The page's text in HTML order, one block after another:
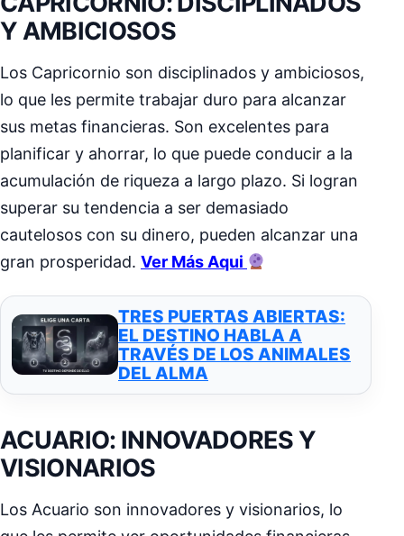
Y AMBICIOSOS
Los Capricornio son disciplinados y ambiciosos,
lo que les permite trabajar duro para alcanzar
sus metas financieras. Son excelentes para
planificar y ahorrar, lo que puede conducir a la
acumulación de riqueza a largo plazo. Si logran
superar su tendencia a ser demasiado
cautelosos con su dinero, pueden alcanzar una
gran prosperidad. Ver Más Aqui
TRES PUERTAS ABIERTAS:
EL DESTINO HABLA A
TRAVÉS DE LOS ANIMALES
DEL ALMA
ACUARIO: INNOVADORES Y
VISIONARIOS
Los Acuario son innovadores y visionarios, lo